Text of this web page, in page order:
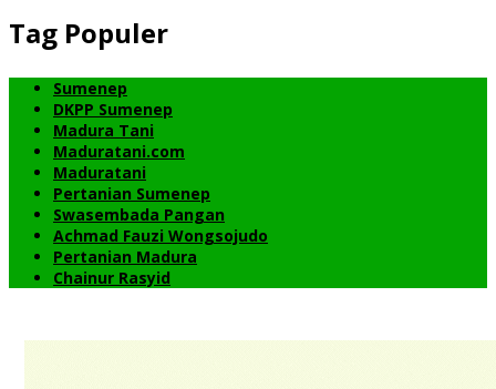
Tag Populer
Sumenep
DKPP Sumenep
Madura Tani
Maduratani.com
Maduratani
Pertanian Sumenep
Swasembada Pangan
Achmad Fauzi Wongsojudo
Pertanian Madura
Chainur Rasyid